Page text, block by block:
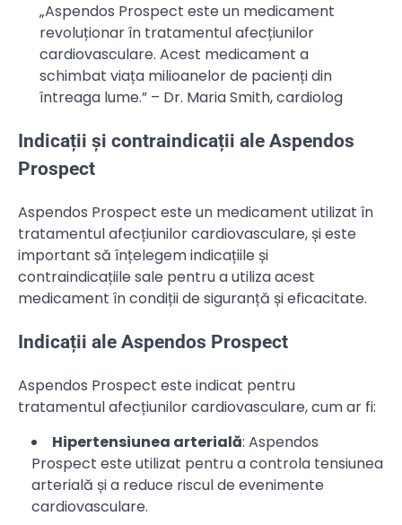
„Aspendos Prospect este un medicament
revoluționar în tratamentul afecțiunilor
cardiovasculare. Acest medicament a
schimbat viața milioanelor de pacienți din
întreaga lume.” – Dr. Maria Smith, cardiolog
Indicații și contraindicații ale Aspendos
Prospect
Aspendos Prospect este un medicament utilizat în
tratamentul afecțiunilor cardiovasculare, și este
important să înțelegem indicațiile și
contraindicațiile sale pentru a utiliza acest
medicament în condiții de siguranță și eficacitate.
Indicații ale Aspendos Prospect
Aspendos Prospect este indicat pentru
tratamentul afecțiunilor cardiovasculare, cum ar fi:
Hipertensiunea arterială: Aspendos
Prospect este utilizat pentru a controla tensiunea
arterială și a reduce riscul de evenimente
cardiovasculare.